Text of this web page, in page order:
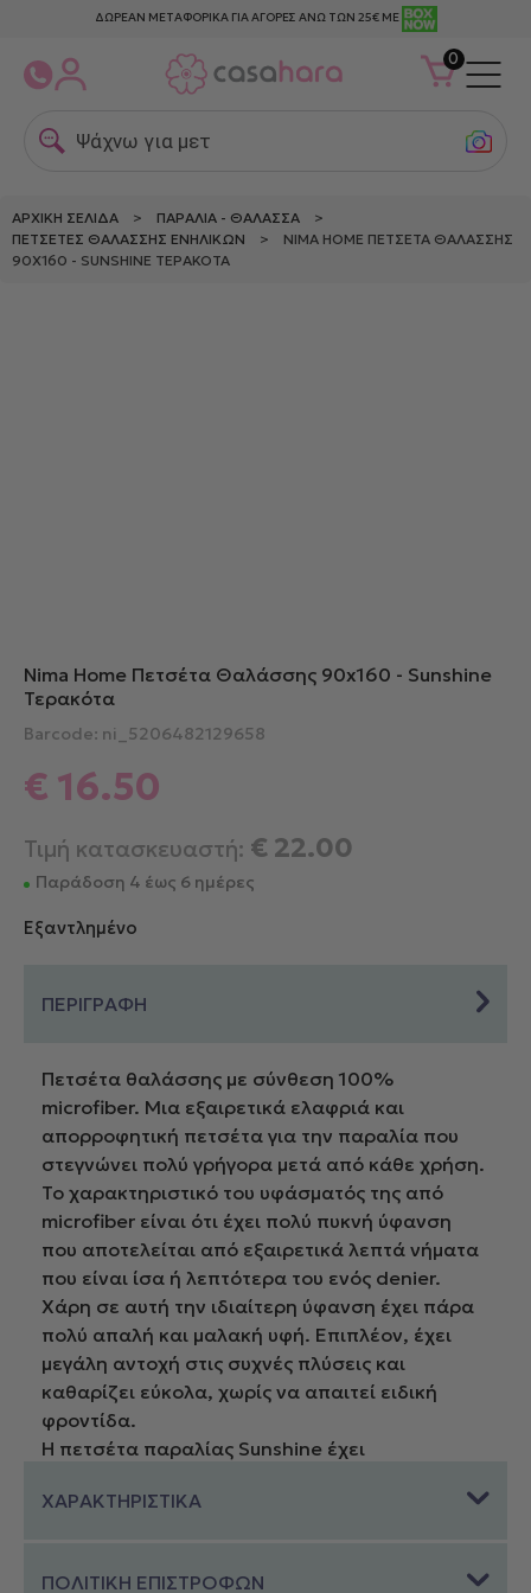
ΔΩΡΕΑΝ ΜΕΤΑΦΟΡΙΚΑ ΓΙΑ ΑΓΟΡΕΣ ΑΝΩ ΤΩΝ 25€ ΜΕ
0
Ψάχνω για μεταξω
ΑΡΧΙΚΉ ΣΕΛΊΔΑ > ΠΑΡΑΛΊΑ - ΘΆΛΑΣΣΑ >
ΠΕΤΣΈΤΕΣ ΘΑΛΆΣΣΗΣ ΕΝΗΛΊΚΩΝ > NIMA HOME ΠΕΤΣΈΤΑ ΘΑΛΆΣΣΗΣ
90X160 - SUNSHINE ΤΕΡΑΚΌΤΑ
Nima Home Πετσέτα Θαλάσσης 90x160 - Sunshine
Τερακότα
Barcode: ni_5206482129658
€ 16.50
Τιμή κατασκευαστή: € 22.00
Παράδοση 4 έως 6 ημέρες
Εξαντλημένο
ΠΕΡΙΓΡΑΦΗ
Πετσέτα θαλάσσης με σύνθεση 100%
microfiber. Μια εξαιρετικά ελαφριά και
απορροφητική πετσέτα για την παραλία που
στεγνώνει πολύ γρήγορα μετά από κάθε χρήση.
Το χαρακτηριστικό του υφάσματός της από
microfiber είναι ότι έχει πολύ πυκνή ύφανση
που αποτελείται από εξαιρετικά λεπτά νήματα
που είναι ίσα ή λεπτότερα του ενός denier.
Χάρη σε αυτή την ιδιαίτερη ύφανση έχει πάρα
πολύ απαλή και μαλακή υφή. Επιπλέον, έχει
μεγάλη αντοχή στις συχνές πλύσεις και
καθαρίζει εύκολα, χωρίς να απαιτεί ειδική
φροντίδα.
Η πετσέτα παραλίας Sunshine έχει
αποχρώσεις μπεζ χρυσού και κοραλί πάνω σε
ΧΑΡΑΚΤΗΡΙΣΤΙΚΑ
ΠΟΛΙΤΙΚΗ ΕΠΙΣΤΡΟΦΩΝ